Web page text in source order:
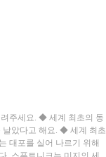
주세요. ◆ 세계 최초의 동
날았다고 해요. ◆ 세계 최초
대포를 실어 나르기 위해